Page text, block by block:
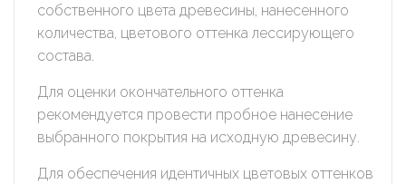
собственного цвета древесины, нанесенного
количества, цветового оттенка лессирующего
состава.
Для оценки окончательного оттенка
рекомендуется провести пробное нанесение
выбранного покрытия на исходную древесину.
Для обеспечения идентичных цветовых оттенков
автоматически удалять сессионные файлы cookie. Кроме
того, субъект персональных данных может удалить ранее
Подробнее о параметрах управления можно
ознакомиться, перейдя по внешним ссылкам, ведущим на
соответствующие страницы сайтов основных браузеров:
Firefox